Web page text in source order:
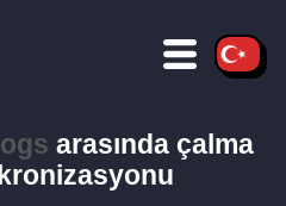
arasında çalma